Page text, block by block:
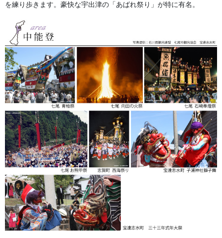
金沢・祭りの森佐
お祭り衣装・お祭り用品のご相談は金沢・森佐へお気軽にお問
い合わせください。
を練り歩きます。豪快な宇出津の「あばれ祭り」が特に有名。